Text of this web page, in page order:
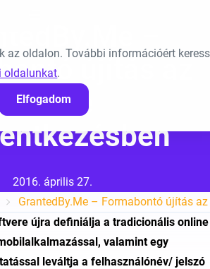
az oldalon. További információért
oldalunkat.
Elfogadom
újítás az
online
Közzétéve:
2016. április 27.
GrantedBy.Me – Formabontó újítás
újra definiálja a tradicionális online
valamint egy
leváltja a felhasználónév/ jelszó